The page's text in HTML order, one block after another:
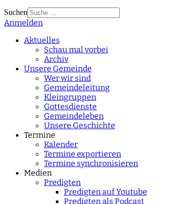
Suchen
Type 2 or more
Anmelden
Aktuelles
Schau mal vorbei
Archiv
Unsere Gemeinde
Wer wir sind
Gemeindeleitung
Kleingruppen
Gottesdienste
Gemeindeleben
Unsere Geschichte
Termine
Kalender
Termine exportieren
Termine synchronisieren
Medien
Predigten
Predigten auf Youtube
Predigten als Podcast